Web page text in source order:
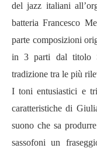
del jazz italiani all’
batteria Francesco
parte composizioni
in 3 parti dal titolo
tradizione tra le più
I toni entusiastici e
caratteristiche di
suono che sa
sassofoni un